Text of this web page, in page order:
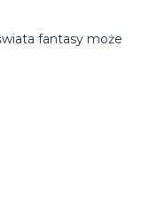
fantasy może